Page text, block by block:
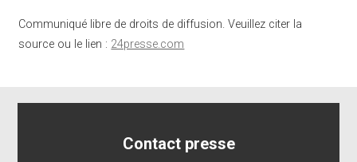
Communiqué libre de droits de diffusion. Veuillez citer la
source ou le lien : 24presse.com
Contact presse